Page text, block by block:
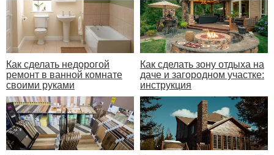
Как сделать недорогой
ремонт в ванной комнате
своими руками
Как сделать зону отдыха на
даче и загородном участке:
инструкция